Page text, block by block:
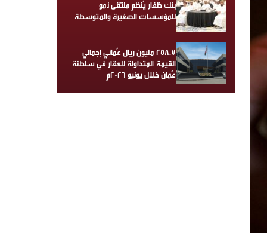
بنك ظفار يُنظم ملتقى نمو
للمؤسسات الصغيرة والمتوسطة
258.7 مليون ريال عُماني إجمالي
القيمة المتداولة للعقار في سلطنة
عُمان خلال يونيو 2026م